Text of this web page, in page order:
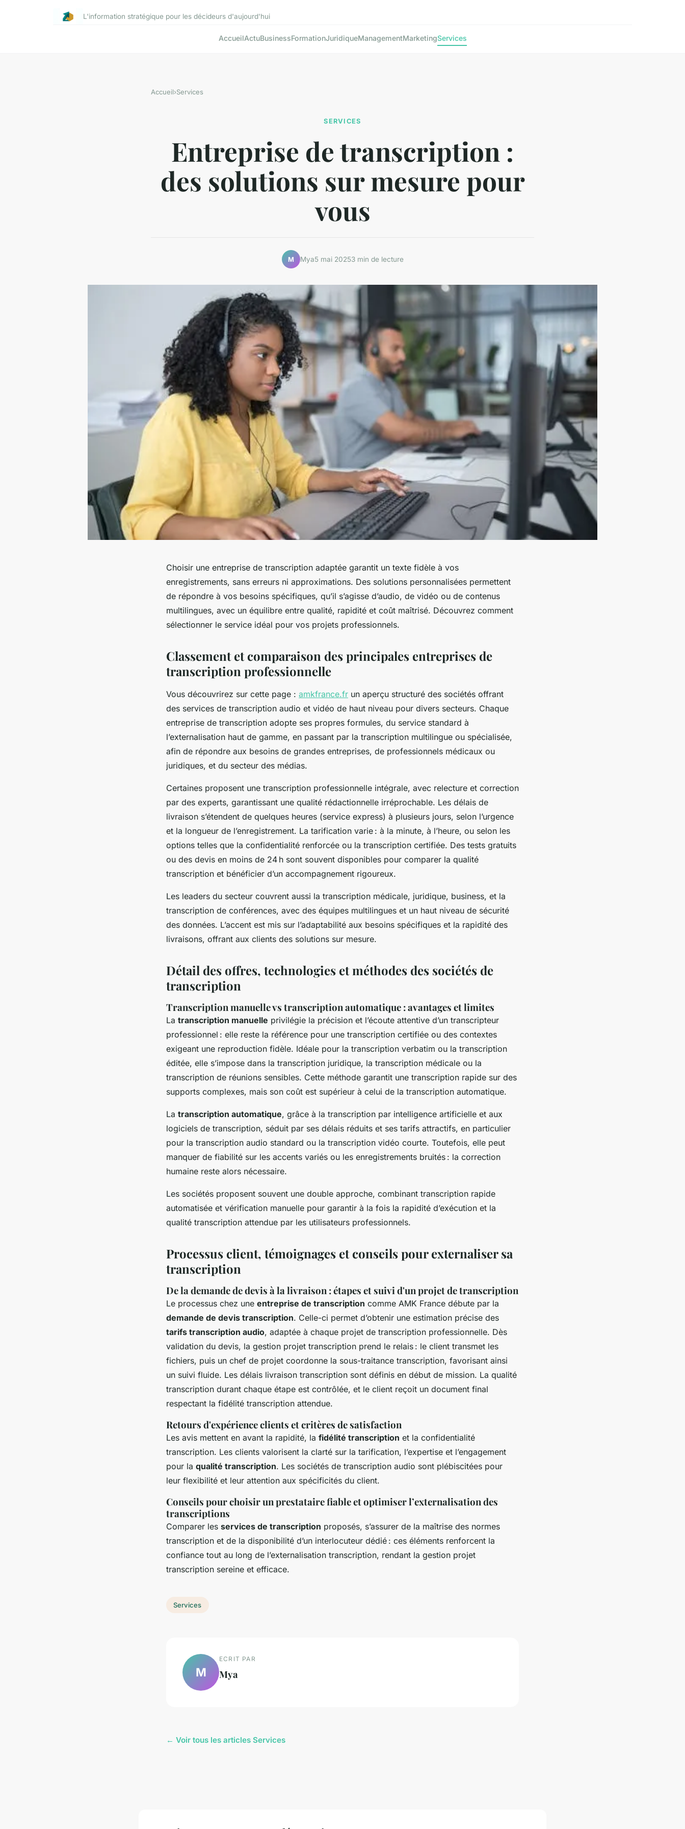
L'information stratégique pour les décideurs d'aujourd'hui
AccueilActuBusinessFormationJuridiqueManagementMarketingServices
Accueil›Services
SERVICES
Entreprise de transcription :
des solutions sur mesure pour
vous
M Mya5 mai 20253 min de lecture
Choisir une entreprise de transcription adaptée garantit un texte fidèle à vos
enregistrements, sans erreurs ni approximations. Des solutions personnalisées permettent
de répondre à vos besoins spécifiques, qu’il s’agisse d’audio, de vidéo ou de contenus
multilingues, avec un équilibre entre qualité, rapidité et coût maîtrisé. Découvrez comment
sélectionner le service idéal pour vos projets professionnels.
Classement et comparaison des principales entreprises de
transcription professionnelle
Vous découvrirez sur cette page : amkfrance.fr un aperçu structuré des sociétés offrant
des services de transcription audio et vidéo de haut niveau pour divers secteurs. Chaque
entreprise de transcription adopte ses propres formules, du service standard à
l’externalisation haut de gamme, en passant par la transcription multilingue ou spécialisée,
afin de répondre aux besoins de grandes entreprises, de professionnels médicaux ou
juridiques, et du secteur des médias.
Certaines proposent une transcription professionnelle intégrale, avec relecture et correction
par des experts, garantissant une qualité rédactionnelle irréprochable. Les délais de
livraison s’étendent de quelques heures (service express) à plusieurs jours, selon l’urgence
et la longueur de l’enregistrement. La tarification varie : à la minute, à l’heure, ou selon les
options telles que la confidentialité renforcée ou la transcription certifiée. Des tests gratuits
ou des devis en moins de 24 h sont souvent disponibles pour comparer la qualité
transcription et bénéficier d’un accompagnement rigoureux.
Les leaders du secteur couvrent aussi la transcription médicale, juridique, business, et la
transcription de conférences, avec des équipes multilingues et un haut niveau de sécurité
des données. L’accent est mis sur l’adaptabilité aux besoins spécifiques et la rapidité des
livraisons, offrant aux clients des solutions sur mesure.
Détail des offres, technologies et méthodes des sociétés de
transcription
Transcription manuelle vs transcription automatique : avantages et limites
La transcription manuelle privilégie la précision et l’écoute attentive d’un transcripteur
professionnel : elle reste la référence pour une transcription certifiée ou des contextes
exigeant une reproduction fidèle. Idéale pour la transcription verbatim ou la transcription
éditée, elle s’impose dans la transcription juridique, la transcription médicale ou la
transcription de réunions sensibles. Cette méthode garantit une transcription rapide sur des
supports complexes, mais son coût est supérieur à celui de la transcription automatique.
La transcription automatique, grâce à la transcription par intelligence artificielle et aux
logiciels de transcription, séduit par ses délais réduits et ses tarifs attractifs, en particulier
pour la transcription audio standard ou la transcription vidéo courte. Toutefois, elle peut
manquer de fiabilité sur les accents variés ou les enregistrements bruités : la correction
humaine reste alors nécessaire.
Les sociétés proposent souvent une double approche, combinant transcription rapide
automatisée et vérification manuelle pour garantir à la fois la rapidité d’exécution et la
qualité transcription attendue par les utilisateurs professionnels.
Processus client, témoignages et conseils pour externaliser sa
transcription
De la demande de devis à la livraison : étapes et suivi d'un projet de transcription
Le processus chez une entreprise de transcription comme AMK France débute par la
demande de devis transcription. Celle-ci permet d’obtenir une estimation précise des
tarifs transcription audio, adaptée à chaque projet de transcription professionnelle. Dès
validation du devis, la gestion projet transcription prend le relais : le client transmet les
fichiers, puis un chef de projet coordonne la sous-traitance transcription, favorisant ainsi
un suivi fluide. Les délais livraison transcription sont définis en début de mission. La qualité
transcription durant chaque étape est contrôlée, et le client reçoit un document final
respectant la fidélité transcription attendue.
Retours d'expérience clients et critères de satisfaction
Les avis mettent en avant la rapidité, la fidélité transcription et la confidentialité
transcription. Les clients valorisent la clarté sur la tarification, l’expertise et l’engagement
pour la qualité transcription. Les sociétés de transcription audio sont plébiscitées pour
leur flexibilité et leur attention aux spécificités du client.
Conseils pour choisir un prestataire fiable et optimiser l’externalisation des
transcriptions
Comparer les services de transcription proposés, s’assurer de la maîtrise des normes
transcription et de la disponibilité d’un interlocuteur dédié : ces éléments renforcent la
confiance tout au long de l’externalisation transcription, rendant la gestion projet
transcription sereine et efficace.
Services
M
ECRIT PAR
Mya
← Voir tous les articles Services